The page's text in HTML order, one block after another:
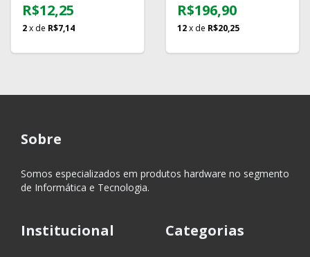
R$12,25
2x de R$7,14
R$196,90
12x de R$20,25
Sobre
Somos especializados em produtos hardware no segmento
de Informática e Tecnologia.
Institucional Categorias